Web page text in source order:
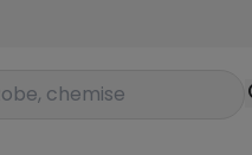
un produit